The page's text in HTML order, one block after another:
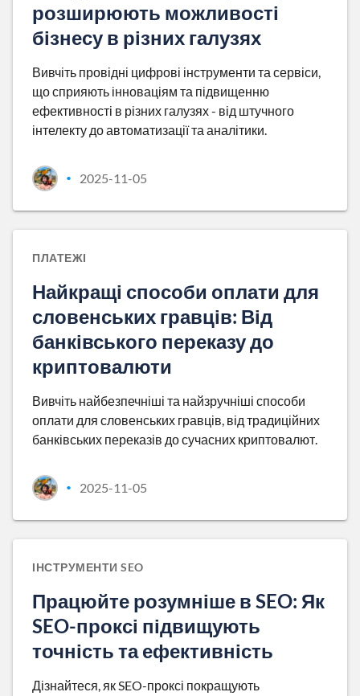
розширюють можливості
бізнесу в різних галузях
Вивчіть провідні цифрові інструменти та сервіси,
що сприяють інноваціям та підвищенню
ефективності в різних галузях - від штучного
інтелекту до автоматизації та аналітики.
• 2025-11-05
ПЛАТЕЖІ
Найкращі способи оплати для
словенських гравців: Від
банківського переказу до
криптовалюти
Вивчіть найбезпечніші та найзручніші способи
оплати для словенських гравців, від традиційних
банківських переказів до сучасних криптовалют.
• 2025-11-05
ІНСТРУМЕНТИ SEO
Працюйте розумніше в SEO: Як
SEO-проксі підвищують
точність та ефективність
Дізнайтеся, як SEO-проксі покращують